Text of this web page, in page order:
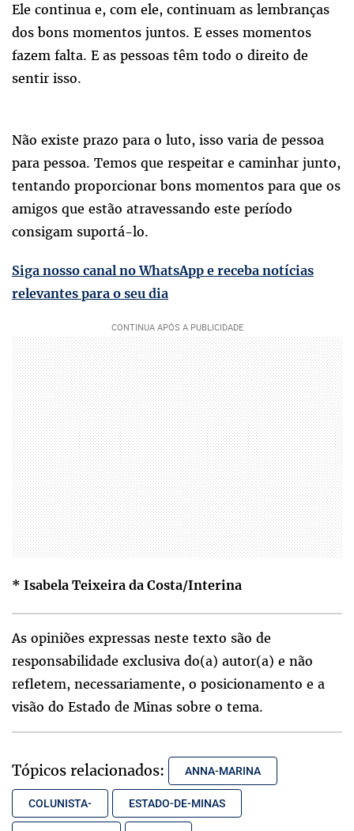
Ele continua e, com ele, continuam as lembranças
dos bons momentos juntos. E esses momentos
fazem falta. E as pessoas têm todo o direito de
sentir isso.
Não existe prazo para o luto, isso varia de pessoa
para pessoa. Temos que respeitar e caminhar junto,
tentando proporcionar bons momentos para que os
amigos que estão atravessando este período
consigam suportá-lo.
Siga nosso canal no WhatsApp e receba notícias
relevantes para o seu dia
* Isabela Teixeira da Costa/Interina
As opiniões expressas neste texto são de
responsabilidade exclusiva do(a) autor(a) e não
refletem, necessariamente, o posicionamento e a
visão do Estado de Minas sobre o tema.
Tópicos relacionados: ANNA-MARINA
COLUNISTA- ESTADO-DE-MINAS